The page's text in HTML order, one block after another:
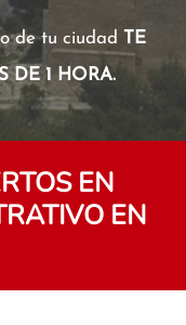
de tu ciudad TE
DE 1 HORA.
EN
EN